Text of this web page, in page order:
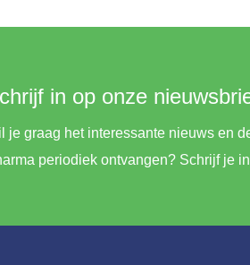
in op onze
je graag het interessante nieuws en
periodiek ontvangen? Schrijf je